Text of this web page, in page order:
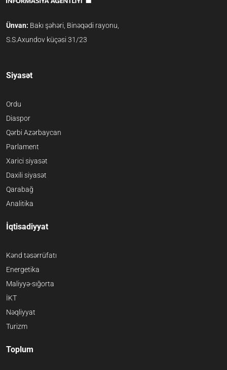
Ünvan: Bakı şəhəri, Binəqədi rayonu,
S.S.Axundov küçəsi 31/23
Siyasət
Ordu
Diaspor
Qərbi Azərbaycan
Parlament
Xarici siyasət
Daxili siyasət
Qarabağ
Analitika
İqtisadiyyat
Kənd təsərrüfatı
Energetika
Maliyyə-sığorta
İKT
Nəqliyyat
Turizm
Toplum